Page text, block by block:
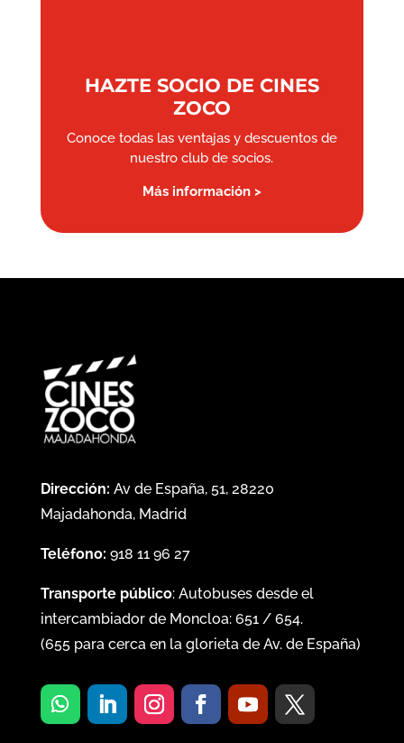
HAZTE SOCIO DE CINES
ZOCO
Conoce todas las ventajas y descuentos de
nuestro club de socios.
Más información >
Dirección: Av de España, 51, 28220
Majadahonda, Madrid
Teléfono: 918 11 96 27
Transporte público: Autobuses desde el
intercambiador de Moncloa: 651/ 654.
(655para cerca en la glorieta de Av. de España)